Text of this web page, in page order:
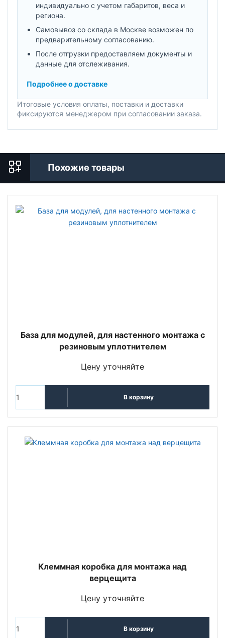
индивидуально с учетом габаритов, веса и
региона.
Самовывоз со склада в Москве возможен по
предварительному согласованию.
После отгрузки предоставляем документы и
данные для отслеживания.
Подробнее о доставке
Итоговые условия оплаты, поставки и доставки
фиксируются менеджером при согласовании заказа.
Похожие товары
База для модулей, для настенного монтажа с
резиновым уплотнителем
Цену уточняйте
В корзину
Клеммная коробка для монтажа над
верцещита
Цену уточняйте
В корзину